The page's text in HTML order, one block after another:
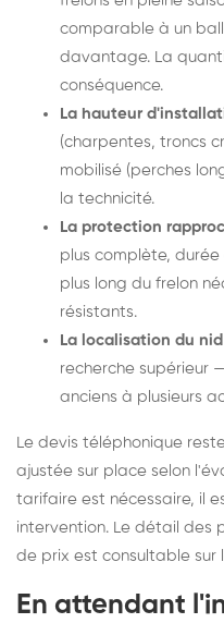
comparable à un
davantage. La
conséquence.
La hauteur
(charpentes, troncs
mobilisé (perches
la technicité.
La protection
plus complète,
plus long du frelon
résistants.
La localisation du nid
recherche supérieur
anciens à plusieurs
Le devis téléphonique
ajustée sur place selon
tarifaire est nécessaire, il
intervention. Le détail des
de prix est consultable sur
En attendant